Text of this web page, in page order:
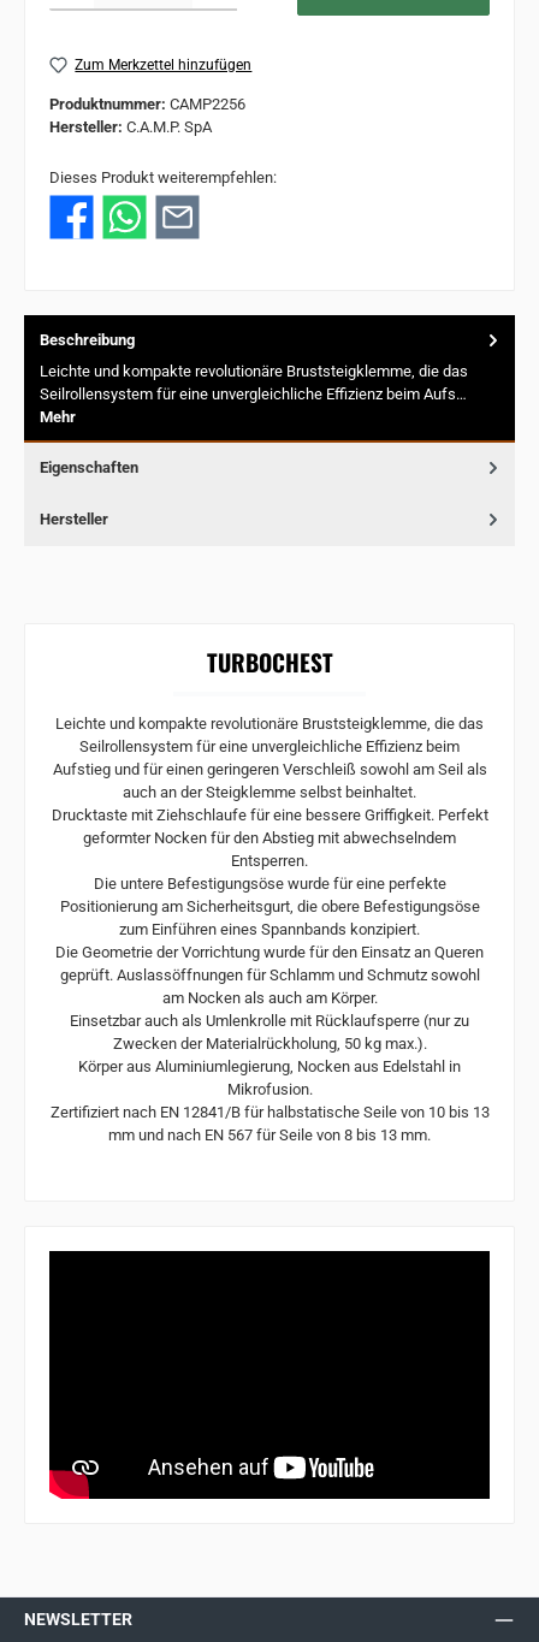
Zum Merkzettel hinzufügen
Produktnummer: CAMP2256
Hersteller: C.A.M.P. SpA
Dieses Produkt weiterempfehlen:
Beschreibung
Leichte und kompakte revolutionäre Bruststeigklemme, die das
Seilrollensystem für eine unvergleichliche Effizienz beim Aufs…
Mehr
Eigenschaften
Hersteller
TURBOCHEST
Leichte und kompakte revolutionäre Bruststeigklemme, die das
Seilrollensystem für eine unvergleichliche Effizienz beim
Aufstieg und für einen geringeren Verschleiß sowohl am Seil als
auch an der Steigklemme selbst beinhaltet.
Drucktaste mit Ziehschlaufe für eine bessere Griffigkeit. Perfekt
geformter Nocken für den Abstieg mit abwechselndem
Entsperren.
Die untere Befestigungsöse wurde für eine perfekte
Positionierung am Sicherheitsgurt, die obere Befestigungsöse
zum Einführen eines Spannbands konzipiert.
Die Geometrie der Vorrichtung wurde für den Einsatz an Queren
geprüft. Auslassöffnungen für Schlamm und Schmutz sowohl
am Nocken als auch am Körper.
Einsetzbar auch als Umlenkrolle mit Rücklaufsperre (nur zu
Zwecken der Materialrückholung, 50 kg max.).
Körper aus Aluminiumlegierung, Nocken aus Edelstahl in
Mikrofusion.
Zertifiziert nach EN 12841/B für halbstatische Seile von 10 bis 13
mm und nach EN 567 für Seile von 8 bis 13 mm.
NEWSLETTER